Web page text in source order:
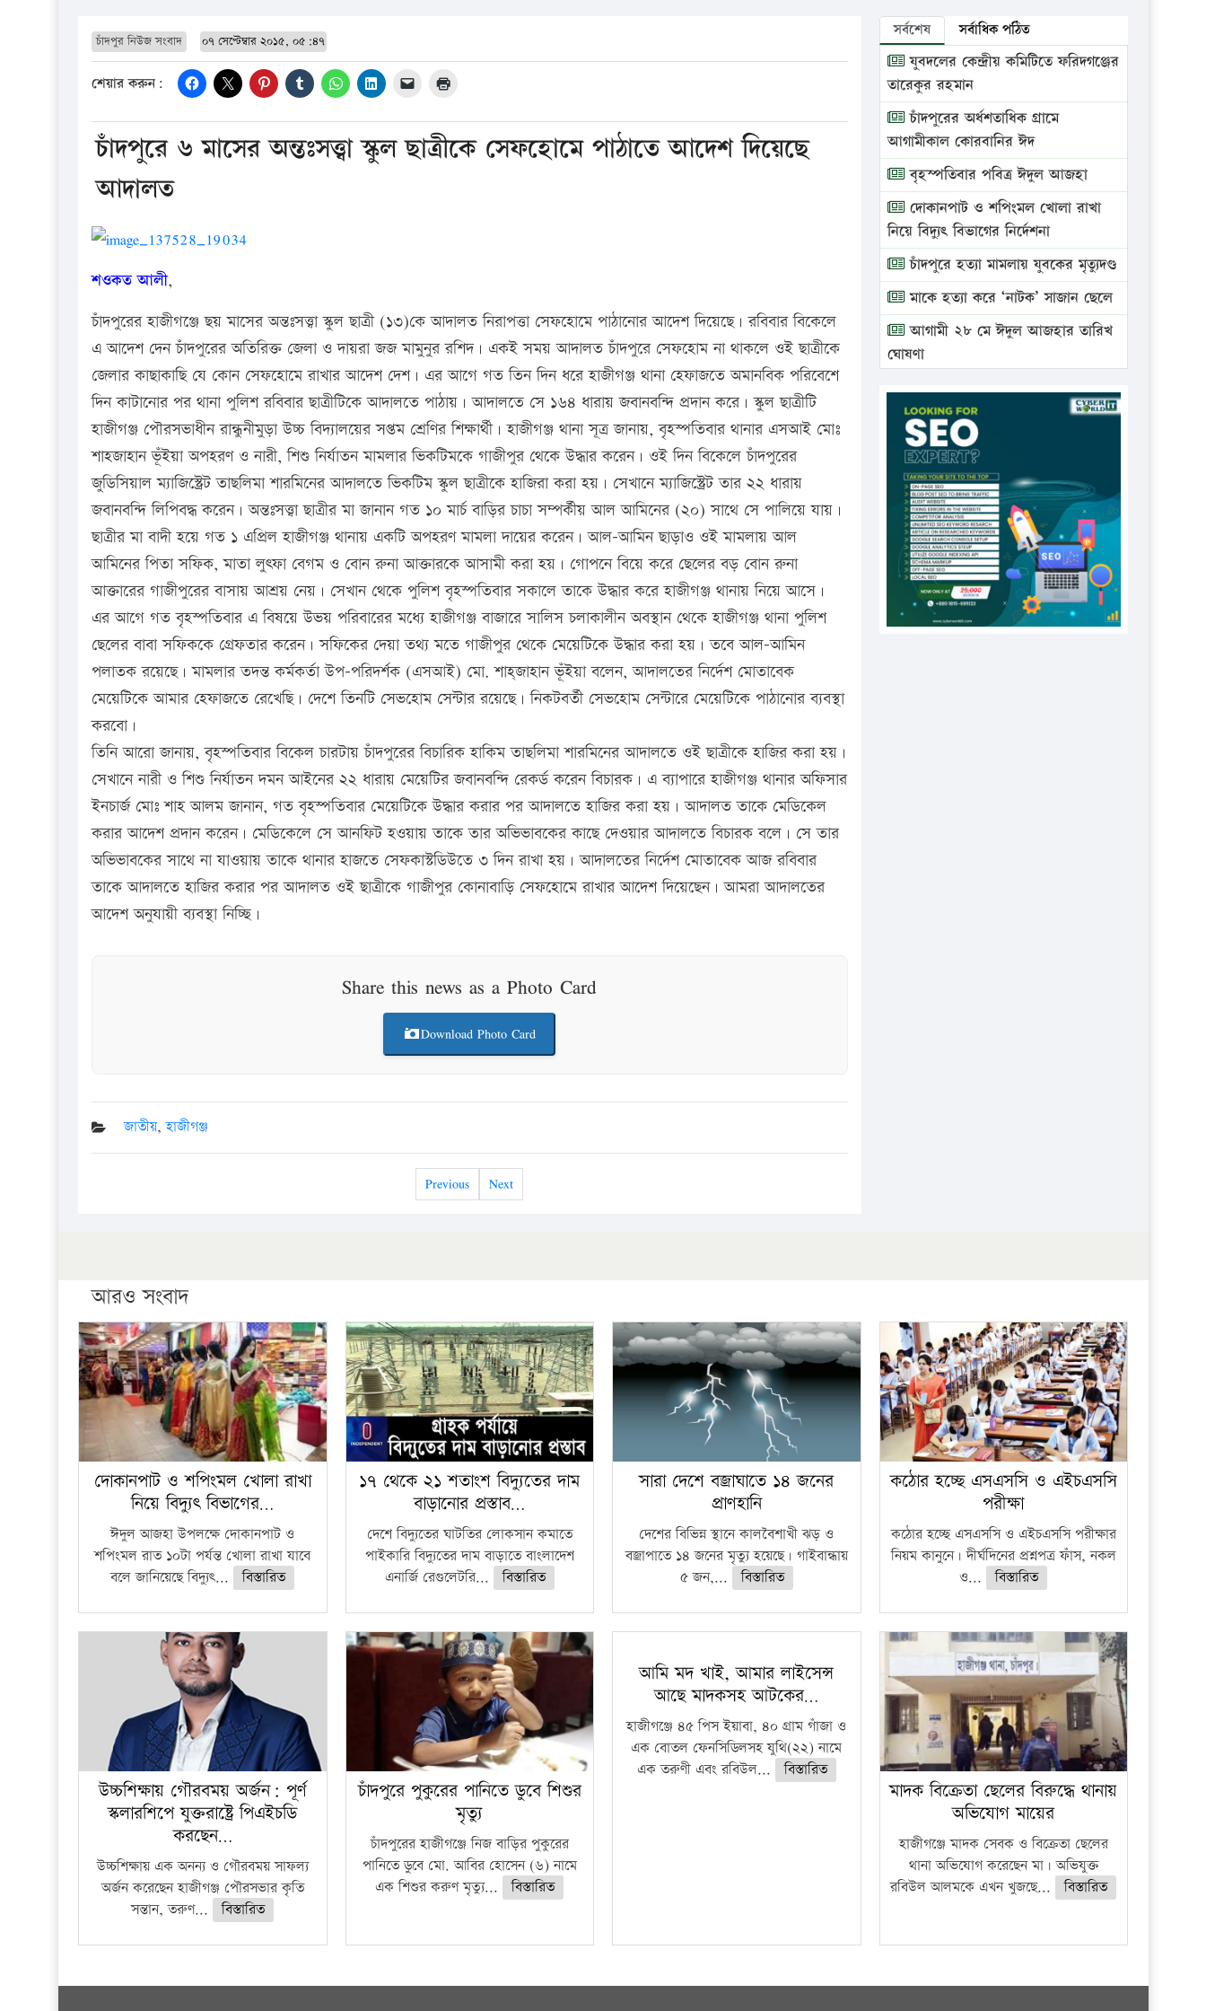
চাঁদপুর নিউজ সংবাদ ০৭ সেপ্টেম্বার ২০১৫, ০৫:৪৭
শেয়ার করুন:
চাঁদপুরে ৬ মাসের অন্তঃসত্ত্বা স্কুল ছাত্রীকে সেফহোমে পাঠাতে আদেশ দিয়েছে
আদালত
শওকত আলী,
চাঁদপুরের হাজীগঞ্জে ছয় মাসের অন্তঃসত্ত্বা স্কুল ছাত্রী (১৩)কে আদালত নিরাপত্তা সেফহোমে পাঠানোর আদেশ দিয়েছে। রবিবার বিকেলে
এ আদেশ দেন চাঁদপুরের অতিরিক্ত জেলা ও দায়রা জজ মামুনুর রশিদ। একই সময় আদালত চাঁদপুরে সেফহোম না থাকলে ওই ছাত্রীকে
জেলার কাছাকাছি যে কোন সেফহোমে রাখার আদেশ দেশ। এর আগে গত তিন দিন ধরে হাজীগঞ্জ থানা হেফাজতে অমানবিক পরিবেশে
দিন কাটানোর পর থানা পুলিশ রবিবার ছাত্রীটিকে আদালতে পাঠায়। আদালতে সে ১৬৪ ধারায় জবানবন্দি প্রদান করে। স্কুল ছাত্রীটি
হাজীগঞ্জ পৌরসভাধীন রান্ধুনীমুড়া উচ্চ বিদ্যালয়ের সপ্তম শ্রেণির শিক্ষার্থী। হাজীগঞ্জ থানা সূত্র জানায়, বৃহস্পতিবার থানার এসআই মোঃ
শাহজাহান ভূঁইয়া অপহরণ ও নারী, শিশু নির্যাতন মামলার ভিকটিমকে গাজীপুর থেকে উদ্ধার করেন। ওই দিন বিকেলে চাঁদপুরের
জুডিসিয়াল ম্যাজিস্ট্রেট তাছলিমা শারমিনের আদালতে ভিকটিম স্কুল ছাত্রীকে হাজিরা করা হয়। সেখানে ম্যাজিস্ট্রেট তার ২২ ধারায়
জবানবন্দি লিপিবদ্ধ করেন। অন্তঃসত্ত্বা ছাত্রীর মা জানান গত ১০ মার্চ বাড়ির চাচা সম্পর্কীয় আল আমিনের (২০) সাথে সে পালিয়ে যায়।
ছাত্রীর মা বাদী হয়ে গত ১ এপ্রিল হাজীগঞ্জ থানায় একটি অপহরণ মামলা দায়ের করেন। আল-আমিন ছাড়াও ওই মামলায় আল
আমিনের পিতা সফিক, মাতা লুৎফা বেগম ও বোন রুনা আক্তারকে আসামী করা হয়। গোপনে বিয়ে করে ছেলের বড় বোন রুনা
আক্তারের গাজীপুরের বাসায় আশ্রয় নেয়। সেখান থেকে পুলিশ বৃহস্পতিবার সকালে তাকে উদ্ধার করে হাজীগঞ্জ থানায় নিয়ে আসে।
এর আগে গত বৃহস্পতিবার এ বিষয়ে উভয় পরিবারের মধ্যে হাজীগঞ্জ বাজারে সালিস চলাকালীন অবস্থান থেকে হাজীগঞ্জ থানা পুলিশ
ছেলের বাবা সফিককে গ্রেফতার করেন। সফিকের দেয়া তথ্য মতে গাজীপুর থেকে মেয়েটিকে উদ্ধার করা হয়। তবে আল-আমিন
পলাতক রয়েছে। মামলার তদন্ত কর্মকর্তা উপ-পরিদর্শক (এসআই) মো. শাহ্জাহান ভূঁইয়া বলেন, আদালতের নির্দেশ মোতাবেক
মেয়েটিকে আমার হেফাজতে রেখেছি। দেশে তিনটি সেভহোম সেন্টার রয়েছে। নিকটবর্তী সেভহোম সেন্টারে মেয়েটিকে পাঠানোর ব্যবস্থা
করবো।
তিনি আরো জানায়, বৃহস্পতিবার বিকেল চারটায় চাঁদপুরের বিচারিক হাকিম তাছলিমা শারমিনের আদালতে ওই ছাত্রীকে হাজির করা হয়।
সেখানে নারী ও শিশু নির্যাতন দমন আইনের ২২ ধারায় মেয়েটির জবানবন্দি রেকর্ড করেন বিচারক। এ ব্যাপারে হাজীগঞ্জ থানার অফিসার
ইনচার্জ মোঃ শাহ আলম জানান, গত বৃহস্পতিবার মেয়েটিকে উদ্ধার করার পর আদালতে হাজির করা হয়। আদালত তাকে মেডিকেল
করার আদেশ প্রদান করেন। মেডিকেলে সে আনফিট হওয়ায় তাকে তার অভিভাবকের কাছে দেওয়ার আদালতে বিচারক বলে। সে তার
অভিভাবকের সাথে না যাওয়ায় তাকে থানার হাজতে সেফকাস্টডিউতে ৩ দিন রাখা হয়। আদালতের নির্দেশ মোতাবেক আজ রবিবার
তাকে আদালতে হাজির করার পর আদালত ওই ছাত্রীকে গাজীপুর কোনাবাড়ি সেফহোমে রাখার আদেশ দিয়েছেন। আমরা আদালতের
আদেশ অনুযায়ী ব্যবস্থা নিচ্ছি।
Share this news as a Photo Card
Download Photo Card
জাতীয়,হাজীগঞ্জ
Previous Next
সর্বশেষ সর্বাধিক পঠিত
যুবদলের কেন্দ্রীয় কমিটিতে ফরিদগঞ্জের
তারেকুর রহমান
চাঁদপুরের অর্ধশতাধিক গ্রামে
আগামীকাল কোরবানির ঈদ
বৃহস্পতিবার পবিত্র ঈদুল আজহা
দোকানপাট ও শপিংমল খোলা রাখা
নিয়ে বিদ্যুৎ বিভাগের নির্দেশনা
চাঁদপুরে হত্যা মামলায় যুবকের মৃত্যুদণ্ড
মাকে হত্যা করে ‘নাটক’ সাজান ছেলে
আগামী ২৮ মে ঈদুল আজহার তারিখ
ঘোষণা
ভ্রাম্যমাণ আদালতে দুইটি প্রতিষ্ঠানকে
প্রতিষ্ঠানকে ৪০হাজার টাকা জরিমানা।
এবার লঞ্চের ভাড়া বাড়ল
১৭ থেকে ২১ শতাংশ বিদ্যুতের দাম
বাড়ানোর প্রস্তাব পিডিবির
১৬ মে চাঁদপুর ও ২৫ মে ফেনী সফরে
যাবেন প্রধানমন্ত্রী
উচ্চশিক্ষায় গৌরবময় অর্জন: পূর্ণ
স্কলারশিপে যুক্তরাষ্ট্রে পিএইচডি করছেন
আরও সংবাদ
দোকানপাট ও শপিংমল খোলা রাখা
নিয়ে বিদ্যুৎ বিভাগের…
ঈদুল আজহা উপলক্ষে দোকানপাট ও
শপিংমল রাত ১০টা পর্যন্ত খোলা রাখা যাবে
বলে জানিয়েছে বিদ্যুৎ...
বিস্তারিত
১৭ থেকে ২১ শতাংশ বিদ্যুতের দাম
বাড়ানোর প্রস্তাব…
দেশে বিদ্যুতের ঘাটতির লোকসান কমাতে
পাইকারি বিদ্যুতের দাম বাড়াতে বাংলাদেশ
এনার্জি রেগুলেটরি...
বিস্তারিত
সারা দেশে বজ্রাঘাতে ১৪ জনের
প্রাণহানি
দেশের বিভিন্ন স্থানে কালবৈশাখী ঝড় ও
বজ্রাপাতে ১৪ জনের মৃত্যু হয়েছে। গাইবান্ধায়
৫ জন,...
বিস্তারিত
কঠোর হচ্ছে এসএসসি ও এইচএসসি
পরীক্ষা
কঠোর হচ্ছে এসএসসি ও এইচএসসি পরীক্ষার
নিয়ম কানুনে। দীর্ঘদিনের প্রশ্নপত্র ফাঁস, নকল
ও...
বিস্তারিত
উচ্চশিক্ষায় গৌরবময় অর্জন: পূর্ণ
স্কলারশিপে যুক্তরাষ্ট্রে পিএইচডি
করছেন…
উচ্চশিক্ষায় এক অনন্য ও গৌরবময় সাফল্য
অর্জন করেছেন হাজীগঞ্জ পৌরসভার কৃতি
সন্তান, তরুণ...
বিস্তারিত
চাঁদপুরে পুকুরের পানিতে ডুবে শিশুর
মৃত্যু
চাঁদপুরের হাজীগঞ্জে নিজ বাড়ির পুকুরের
পানিতে ডুবে মো. আবির হোসেন (৬) নামে
এক শিশুর করুণ মৃত্যু...
বিস্তারিত
আমি মদ খাই, আমার লাইসেন্স
আছে মাদকসহ আটকের…
হাজীগঞ্জে ৪৫ পিস ইয়াবা, ৪০ গ্রাম গাঁজা ও
এক বোতল ফেনসিডিলসহ যুথি(২২) নামে
এক তরুণী এবং রবিউল...
বিস্তারিত
মাদক বিক্রেতা ছেলের বিরুদ্ধে থানায়
অভিযোগ মায়ের
হাজীগঞ্জে মাদক সেবক ও বিক্রেতা ছেলের
থানা অভিযোগ করেছেন মা। অভিযুক্ত
রবিউল আলমকে এখন খুজছে...
বিস্তারিত